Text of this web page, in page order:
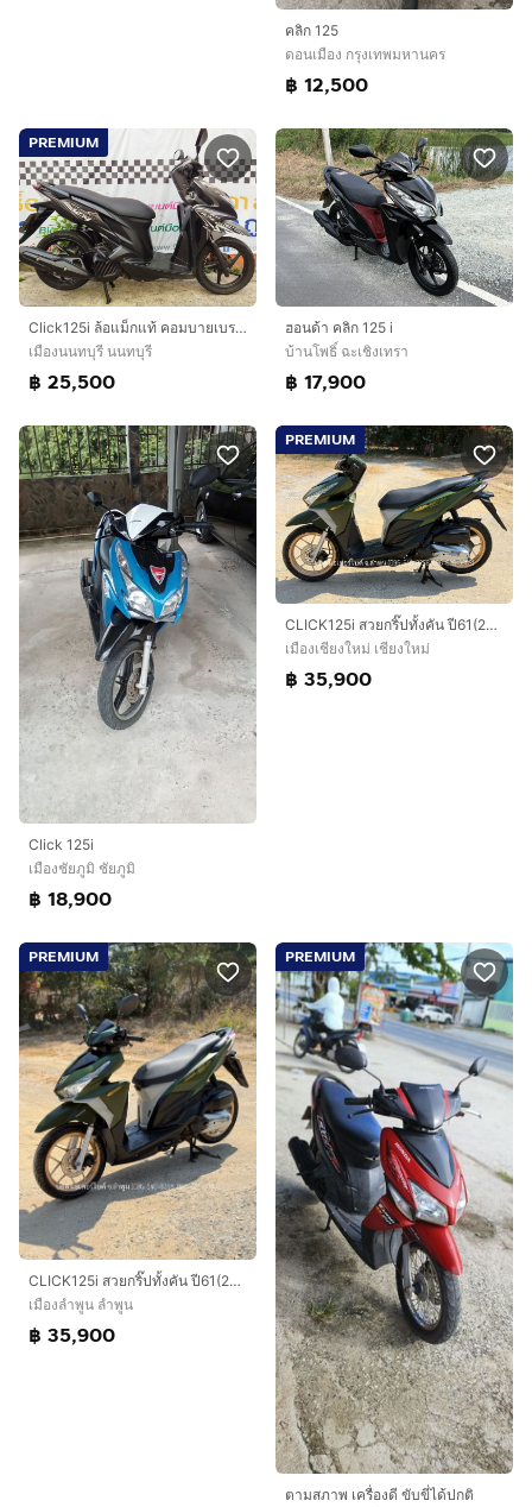
คลิก 125
ดอนเมือง กรุงเทพมหานคร
฿ 12,500
PREMIUM
Click125i ล้อแม็กแท้ คอมบายเบรค รถบ้านสภาพดี รถไม่เคยล้มไม่เคยชนหนัก
เมืองนนทบุรี นนทบุรี
฿ 25,500
ฮอนด้า คลิก 125 i
บ้านโพธิ์ ฉะเชิงเทรา
฿ 17,900
Click 125i
เมืองชัยภูมิ ชัยภูมิ
฿ 18,900
PREMIUM
CLICK125i สวยกริ๊ปทั้งคัน ปี61(2018) รถจ้าวแรกมือเดียว เครื่องดีมาก ภาษีต่อให้เต็ม ชุดโอนครบ
เมืองเชียงใหม่ เชียงใหม่
฿ 35,900
PREMIUM
CLICK125i สวยกริ๊ปทั้งคัน ปี61(2018) รถจ้าวแรกมือเดียว เครื่องดีมาก ภาษีต่อให้เต็ม ชุดโอนครบ
เมืองลำพูน ลำพูน
฿ 35,900
PREMIUM
ตามสภาพ เครื่องดี ขับขี่ได้ปกติ